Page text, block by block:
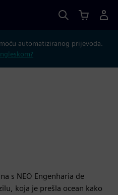
automatiziranog prijevoda.
s NEO Engenharia de
koja je prešla ocean kako